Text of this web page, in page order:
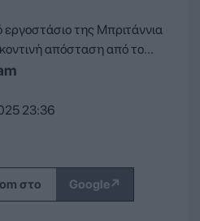
23:36
της Μπριτάννια
απόσταση από το...
στο Google↗